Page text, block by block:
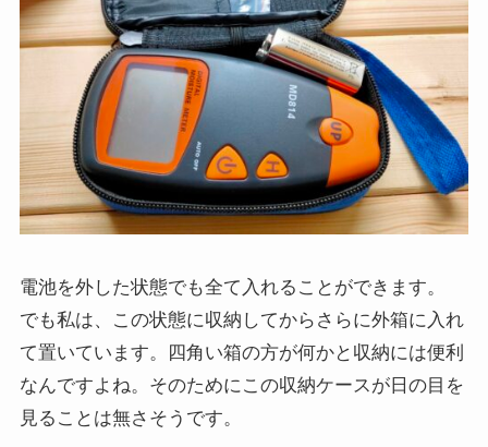
電池を外した状態でも全て入れることができます。
でも私は、この状態に収納してからさらに外箱に入れ
て置いています。四角い箱の方が何かと収納には便利
なんですよね。そのためにこの収納ケースが日の目を
見ることは無さそうです。